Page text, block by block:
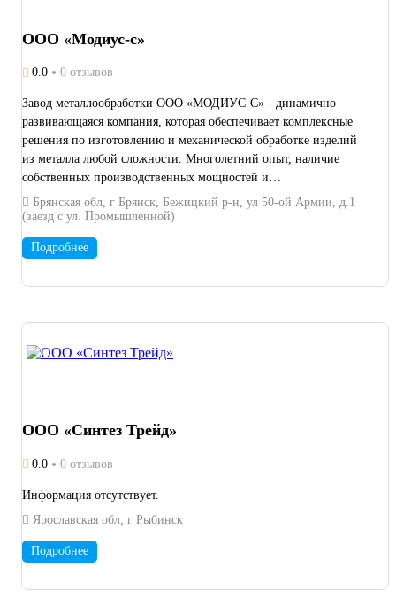
ООО «Модиус-с»
0.0 0 отзывов
Завод металлообработки ООО «МОДИУС-С» - динамично
развивающаяся компания, которая обеспечивает комплексные
решения по изготовлению и механической обработке изделий
из металла любой сложности. Многолетний опыт, наличие
собственных производственных мощностей и
высококвалифицированный персонал являются залогом качества
и точности, а также позволяют выполнить необходимую работу
технологического процесса обеспечивают отсутствие брака в
Брянская обл, г Брянск, Бежицкий р-н, ул 50-ой Армии, д.1
(заезд с ул. Промышленной)
Подробнее
ООО «Синтез Трейд»
0.0 0 отзывов
Информация отсутствует.
Ярославская обл, г Рыбинск
Подробнее